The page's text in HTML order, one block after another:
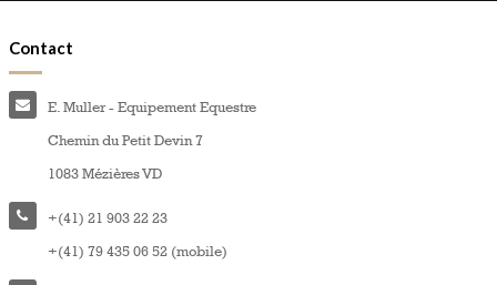
Contact
E. Muller - Equipement Equestre
Chemin du Petit Devin 7
1083 Mézières VD
+(41) 21 903 22 23
+(41) 79 435 06 52 (mobile)